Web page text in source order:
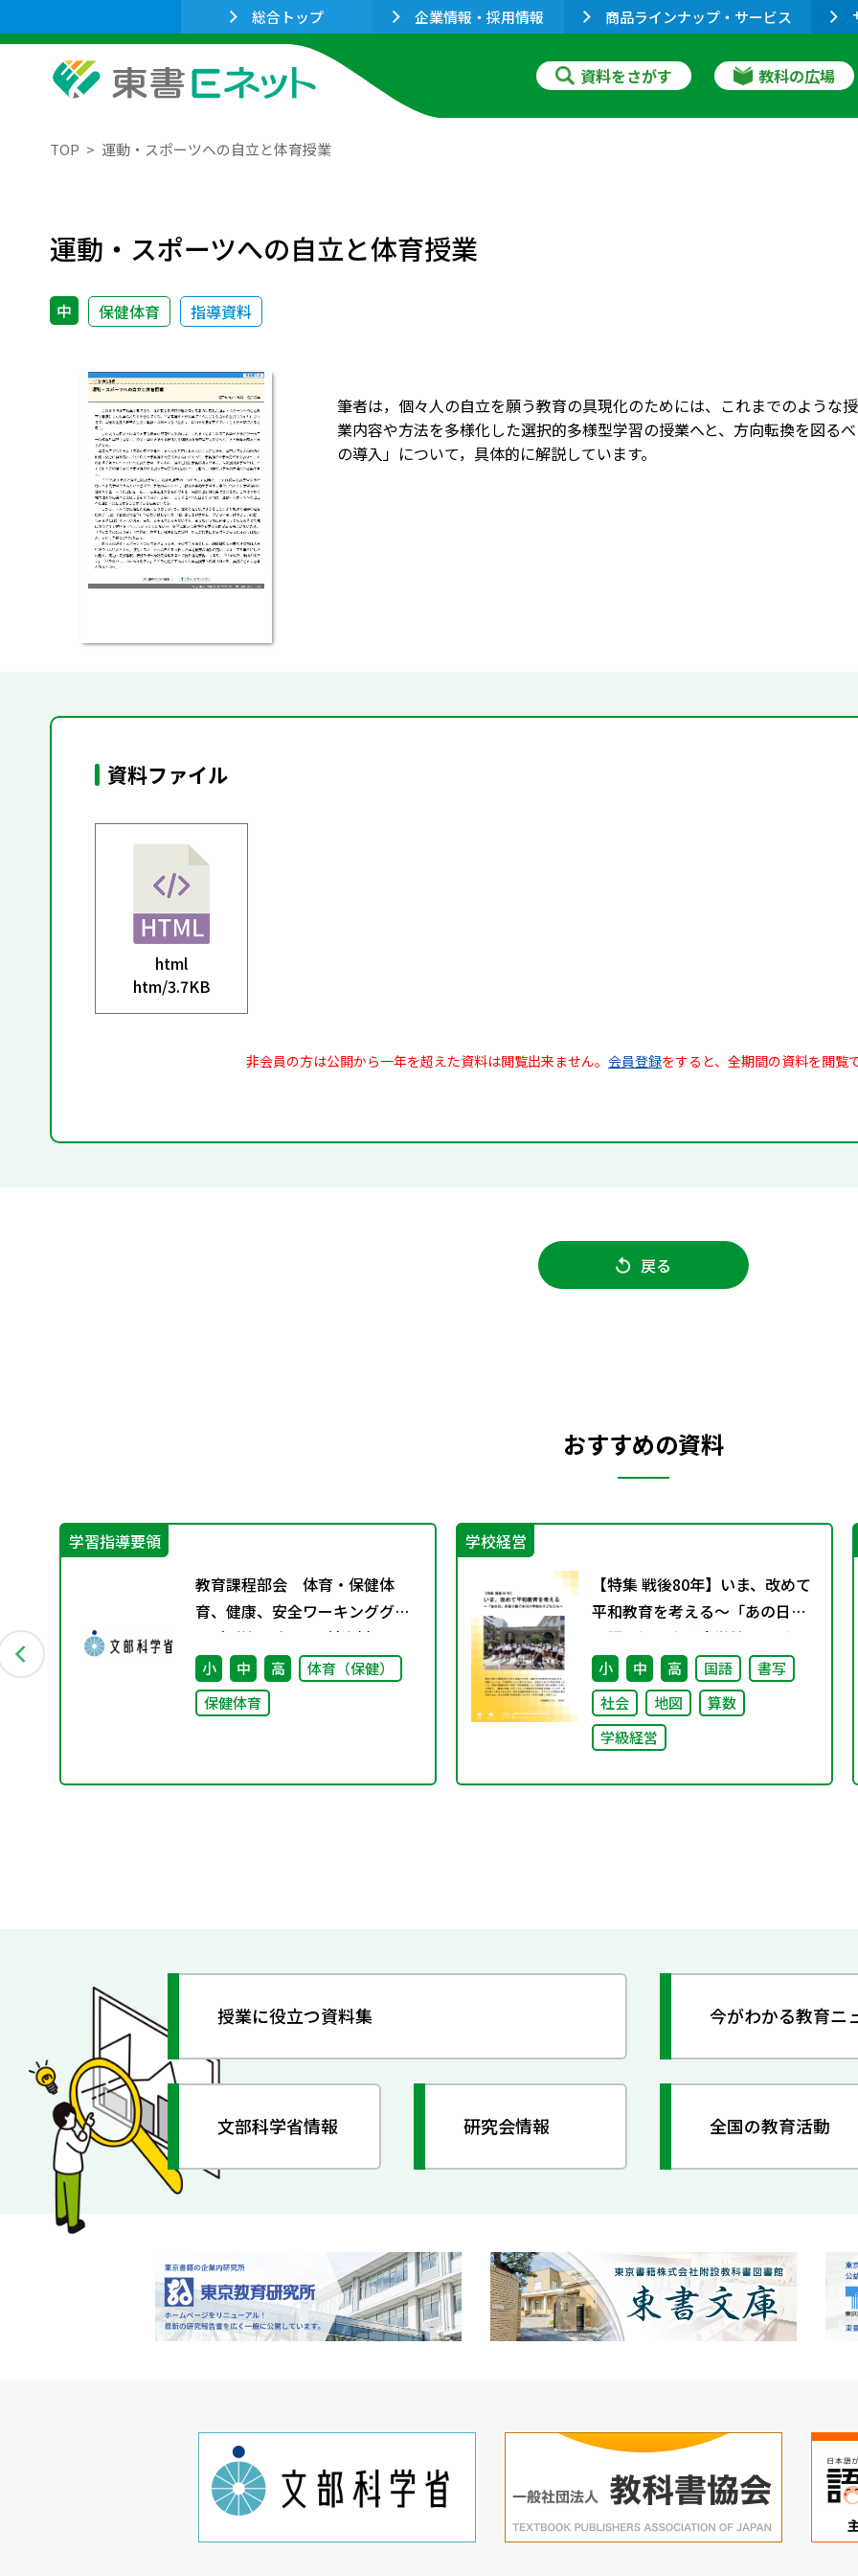
総合トップ 企業情報・採用情報 商品ラインナップ・サービス
資料をさがす 教科の広場
TOP 運動・スポーツへの自立と体育授業
運動・スポーツへの自立と体育授業
中 保健体育 指導資料
筆者は，個々人の自立を願う教育の具現化のためには、これまでのような
業内容や方法を多様化した選択的多様型学習の授業へと、方向転換を図る
の導入」について，具体的に解説しています。
資料ファイル
html
htm/3.7KB
非会員の方は公開から一年を超えた資料は閲覧出来ません。 会員登録をすると、全期間の資料を閲覧
戻る
おすすめの資料
学習指導要領
教育課程部会 体育・保健体
育、健康、安全ワーキンググル
ープ（第1回） 配付資料
小 中 高
体育（保健）
保健体育
学校経営
【特集 戦後80年】いま、改めて
平和教育を考える〜「あの日」
を語り継ぐ本川小学校の子ども
たち〜
小 中 高 国語
書写
社会
地図
算数
学級経営
授業に役立つ資料集 今がわかる教育ニ
文部科学省情報 研究会情報 全国の教育活動